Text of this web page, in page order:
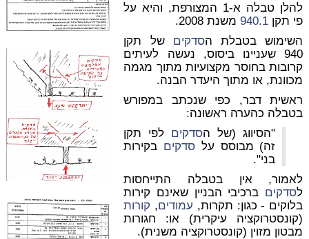
להלן טבלה א-1 המצורפת, והיא על
פי תקן 940.1משנת 2008.
השימוש בטבלת הסדקים של תקן
940 שעניינו ביסוס, נעשה לעיתים
קרובות בחוסר מקצועיות מתוך מגמה
מכוונת, או מתוך היעדר הבנה.
ראשית דבר, כפי שנכתב במפורש
בטבלה כהערה ראשונה:
"הסיווג (של הסדקים לפי תקן
זה) מבוסס על סדקים בקירות
בני".
לאמור, אין בטבלה התייחסות
לסדקים ברכיבי הבניין שאינם קירות
בלוקים - כגון: תקרות, עמודים, קורות
(קונסטרוקציה עיקרית) או: חגורות
מבטון מזוין (קונסטרוקציה משנית).